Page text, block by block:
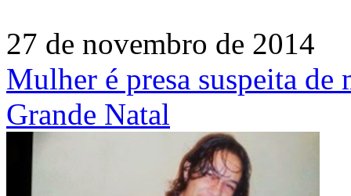
27 de novembro de 2014
Mulher é presa suspeita de
Grande Natal